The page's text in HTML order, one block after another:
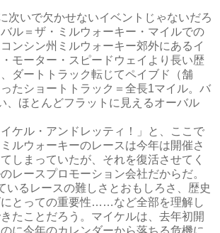
次いで欠かせないイベントじゃないだろ
ル＝ザ・ミルウォーキー・マイルでの
ンシン州ミルウォーキー郊外にあるイ
モーター・スピードウェイより長い歴
ダートトラック転じてペイブド（舗
たショートトラック＝全長1マイル。バ
、ほとんどフラットに見えるオーバル
イケル・アンドレッティ！」と、ここで
ルウォーキーのレースは今年は開催さ
しまっていたが、それを復活させてく
レースプロモーション会社だからだ。
いるレースの難しさとおもしろさ、歴史
とっての重要性……など全部を理解し
たことだろう。マイケルは、去年初開
に今年のカレンダーから落ちる危機に